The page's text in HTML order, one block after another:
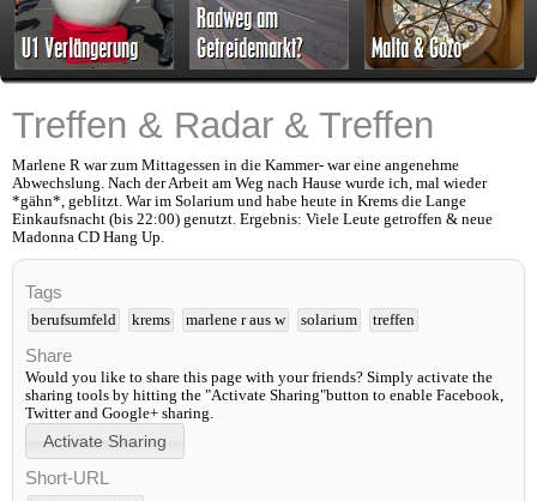
Treffen & Radar & Treffen
Marlene R war zum Mittagessen in die Kammer- war eine angenehme
Abwechslung. Nach der Arbeit am Weg nach Hause wurde ich, mal wieder
*gähn*, geblitzt. War im Solarium und habe heute in Krems die Lange
Einkaufsnacht (bis 22:00) genutzt. Ergebnis: Viele Leute getroffen & neue
Madonna CD Hang Up.
Tags
berufsumfeld krems marlene r aus w solarium treffen
Share
Would you like to share this page with your friends? Simply activate the
sharing tools by hitting the "Activate Sharing"button to enable Facebook,
Twitter and Google+ sharing.
Short-URL